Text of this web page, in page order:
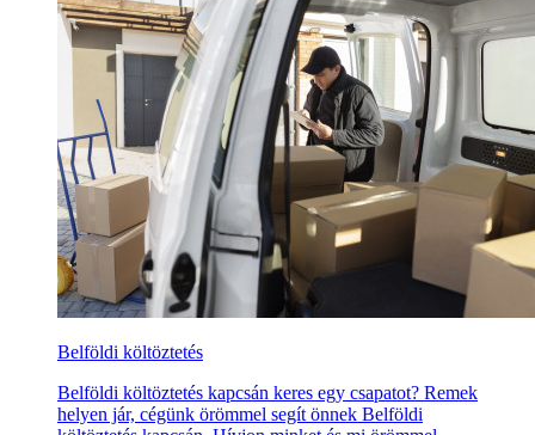
Belföldi költöztetés
Belföldi költöztetés kapcsán keres egy csapatot? Remek
helyen jár, cégünk örömmel segít önnek Belföldi